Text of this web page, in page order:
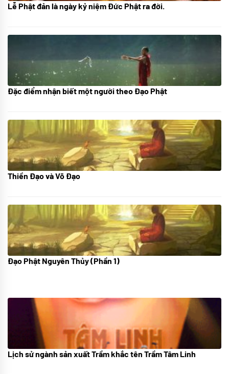
05/06/2024
Lễ Phật đản là ngày kỷ niệm Đức Phật ra đời.
01/06/2024
Đặc điểm nhận biết một người theo Đạo Phật
30/11/2022
Thiền Đạo và Võ Đạo
08/06/2022
Đạo Phật Nguyên Thủy (Phần 1)
21/10/2025
Lịch sử ngành sản xuất Trầm khắc tên Trầm Tâm Linh